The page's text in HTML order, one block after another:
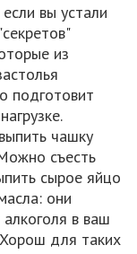
вы устали
из
подготовит
чашку
съесть
сырое яйцо
они
в ваш
для таких